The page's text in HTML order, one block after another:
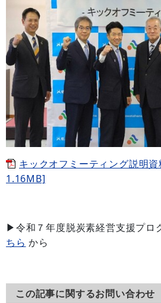
キックオフミーティング説明資
1.16MB]
▶令和７年度脱炭素経営支援プロ
ちら から
この記事に関するお問い合わせ